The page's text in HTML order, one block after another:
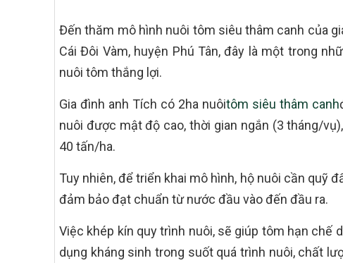
Đến thăm mô hình nuôi tôm siêu thâm canh của
Cái Đôi Vàm, huyện Phú Tân, đây là một trong
nuôi tôm thắng lợi.
Gia đình anh Tích có 2ha nuôitôm siêu thâm canh
nuôi được mật độ cao, thời gian ngắn (3 tháng/
40 tấn/ha.
Tuy nhiên, để triển khai mô hình, hộ nuôi cần quỹ
đảm bảo đạt chuẩn từ nước đầu vào đến đầu ra.
Việc khép kín quy trình nuôi, sẽ giúp tôm hạn
dụng kháng sinh trong suốt quá trình nuôi, chất